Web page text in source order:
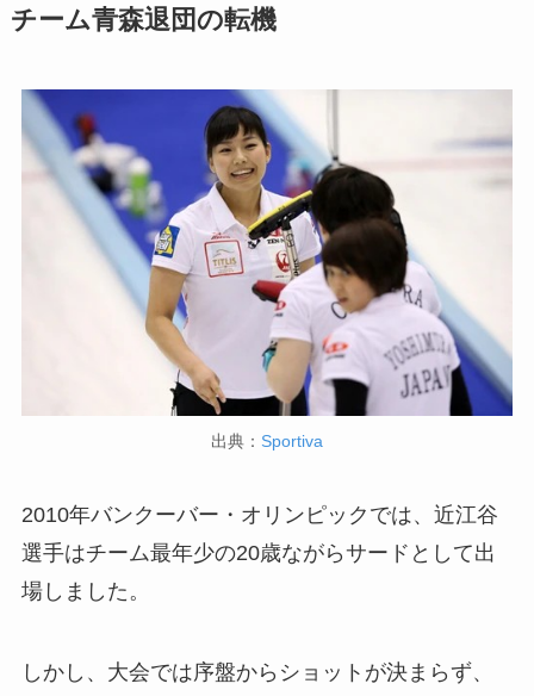
チーム青森退団の転機
出典： Sportiva
2010年バンクーバー・オリンピックでは、近江谷
選手はチーム最年少の20歳ながらサードとして出
場しました。
しかし、大会では序盤からショットが決まらず、